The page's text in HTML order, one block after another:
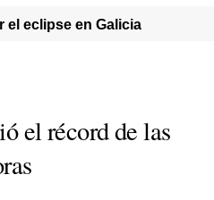
el eclipse en Galicia
el récord de las